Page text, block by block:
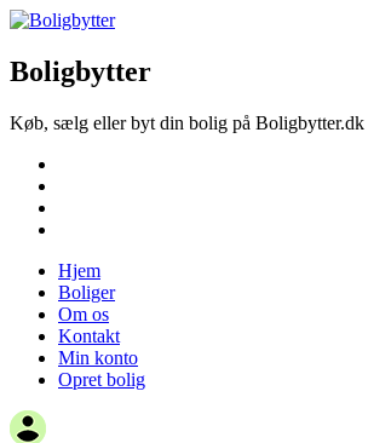
Boligbytter
Køb, sælg eller byt din bolig på Boligbytter.dk
Hjem
Boliger
Om os
Kontakt
Min konto
Opret bolig